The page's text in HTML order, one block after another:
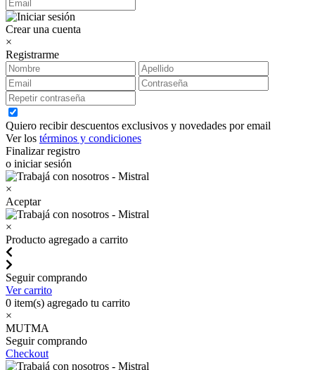
Crear una cuenta
×
Registrarme
Quiero recibir descuentos exclusivos y novedades por email
Ver los términos y condiciones
Finalizar registro
o iniciar sesión
×
Aceptar
×
Producto agregado a carrito
Seguir comprando
Ver carrito
0 item(s) agregado tu carrito
×
MUTMA
Seguir comprando
Checkout